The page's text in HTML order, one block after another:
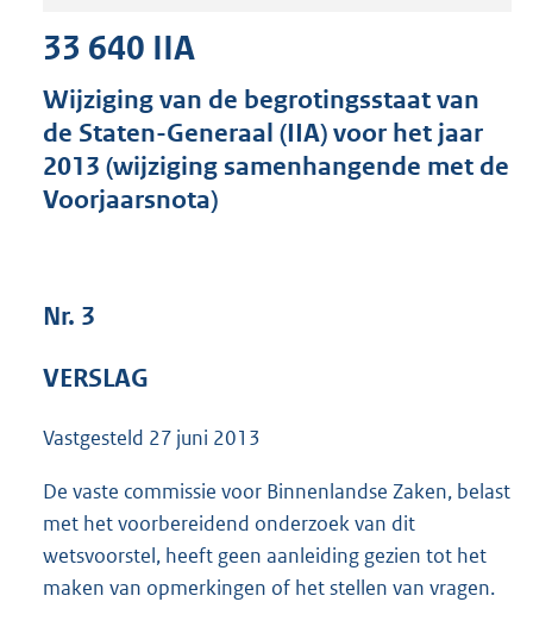
d
s
g
r
33 640 IIA
Wijziging van de begrotingsstaat van
de Staten-Generaal (IIA) voor het jaar
2013 (wijziging samenhangende met de
Voorjaarsnota)
Nr. 3
VERSLAG
Vastgesteld 27 juni 2013
De vaste commissie voor Binnenlandse Zaken, belast
met het voorbereidend onderzoek van dit
wetsvoorstel, heeft geen aanleiding gezien tot het
maken van opmerkingen of het stellen van vragen.